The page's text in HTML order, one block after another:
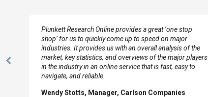
Previous
Plunkett Research Online provides a great ‘one stop
shop’ for us to quickly come up to speed on major
industries. It provides us with an overall analysis of the
market, key statistics, and overviews of the major players
in the industry in an online service that is fast, easy to
navigate, and reliable.
Wendy Stotts, Manager, Carlson Companies